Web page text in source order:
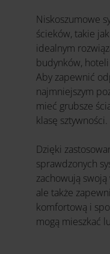
Niskoszumowe
ścieków, takie
idealnym
budynków,
Aby zapewnić
najmniejszym
mieć grubsze
klasę sztywności.
Dzięki
sprawdzonych
zachowują swoją
ale także
komfortową i
mogą mieszkać